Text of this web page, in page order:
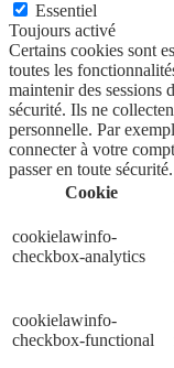
Essentiel
Toujours activé
Certains cookies sont
toutes les
maintenir des sessions
sécurité. Ils ne
personnelle. Par
connecter à votre
passer en toute sécurité.
Cookie
cookielawinfo-
checkbox-analytics
cookielawinfo-
checkbox-functional